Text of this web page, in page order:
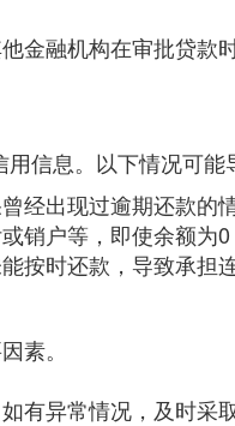
金融机构在审批贷
信息。以下情况可能
经出现过逾期还款的
销户等，即使余额为0
按时还款，导致承担
素。
有异常情况，及时采